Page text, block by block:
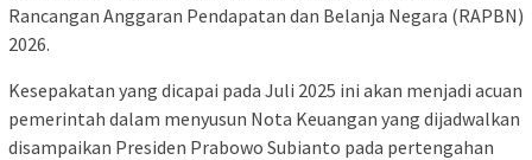
Rancangan Anggaran Pendapatan dan Belanja Negara (RAPBN)
2026.
Kesepakatan yang dicapai pada Juli 2025 ini akan menjadi acuan
pemerintah dalam menyusun Nota Keuangan yang dijadwalkan
disampaikan Presiden Prabowo Subianto pada pertengahan